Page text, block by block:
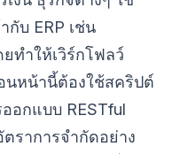
กับ ERP เช่น
ทำให้เวิร์กโฟลว์
นหน้านี้ต้องใช้สคริปต์
อกแบบ RESTful
ราการจำกัดอย่าง